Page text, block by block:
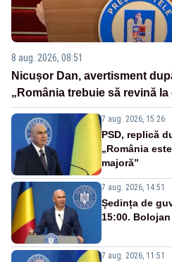
8 aug. 2026, 08:51
Nicușor Dan, avertisment
„România trebuie să revină
7 aug. 2026, 15:26
PSD, replică
„România
majoră”
7 aug. 2026, 14:51
Ședința de
15:00.
7 aug. 2026, 11:51